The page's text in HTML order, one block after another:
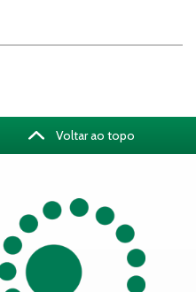
Voltar ao topo